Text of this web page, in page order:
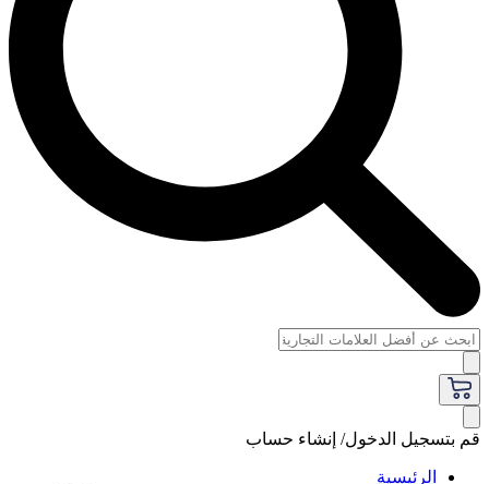
قم بتسجيل الدخول/ إنشاء حساب
الرئيسية